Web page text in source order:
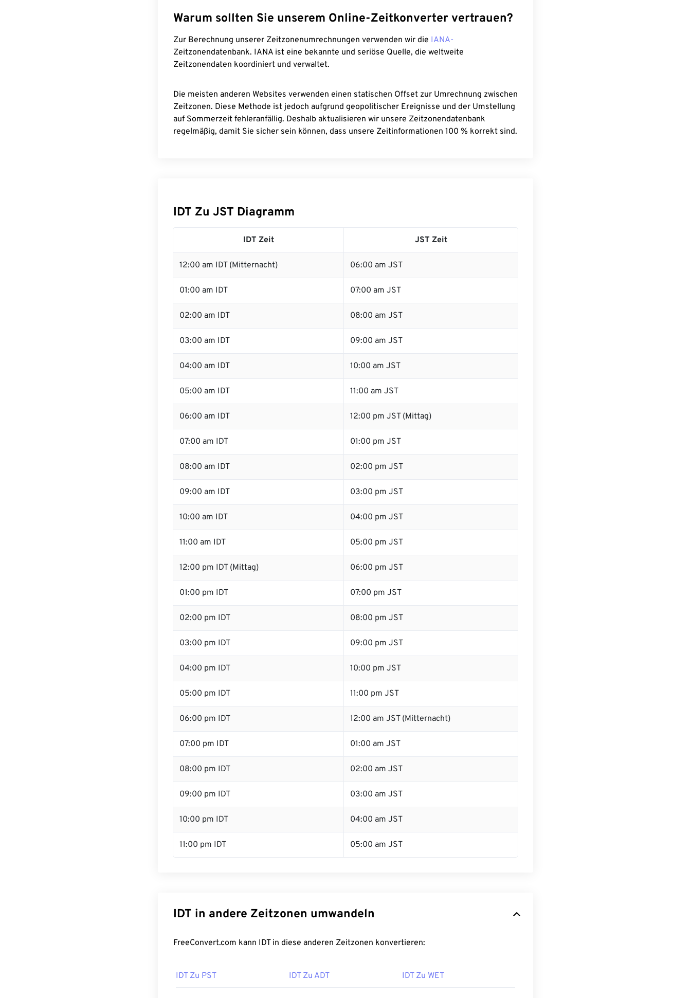
Warum sollten Sie unserem Online-Zeitkonverter vertrauen?
Zur Berechnung unserer Zeitzonenumrechnungen verwenden wir die IANA-
Zeitzonendatenbank. IANA ist eine bekannte und seriöse Quelle, die weltweite
Zeitzonendaten koordiniert und verwaltet.
Die meisten anderen Websites verwenden einen statischen Offset zur Umrechnung zwischen
Zeitzonen. Diese Methode ist jedoch aufgrund geopolitischer Ereignisse und der Umstellung
auf Sommerzeit fehleranfällig. Deshalb aktualisieren wir unsere Zeitzonendatenbank
regelmäßig, damit Sie sicher sein können, dass unsere Zeitinformationen 100 % korrekt sind.
IDT Zu JST Diagramm
IDT Zeit JST Zeit
12:00 am IDT (Mitternacht) 06:00 am JST
01:00 am IDT 07:00 am JST
02:00 am IDT 08:00 am JST
03:00 am IDT 09:00 am JST
04:00 am IDT 10:00 am JST
05:00 am IDT 11:00 am JST
06:00 am IDT 12:00 pm JST (Mittag)
07:00 am IDT 01:00 pm JST
08:00 am IDT 02:00 pm JST
09:00 am IDT 03:00 pm JST
10:00 am IDT 04:00 pm JST
11:00 am IDT 05:00 pm JST
12:00 pm IDT (Mittag) 06:00 pm JST
01:00 pm IDT 07:00 pm JST
02:00 pm IDT 08:00 pm JST
03:00 pm IDT 09:00 pm JST
04:00 pm IDT 10:00 pm JST
05:00 pm IDT 11:00 pm JST
06:00 pm IDT 12:00 am JST (Mitternacht)
07:00 pm IDT 01:00 am JST
08:00 pm IDT 02:00 am JST
09:00 pm IDT 03:00 am JST
10:00 pm IDT 04:00 am JST
11:00 pm IDT 05:00 am JST
IDT in andere Zeitzonen umwandeln
FreeConvert.com kann IDT in diese anderen Zeitzonen konvertieren:
IDT Zu PST IDT Zu ADT IDT Zu WET